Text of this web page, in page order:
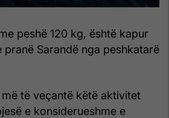
peshë 120 kg, është kapur
pranë Sarandë nga peshkatarë
të veçantë këtë aktivitet
e konsiderueshme e